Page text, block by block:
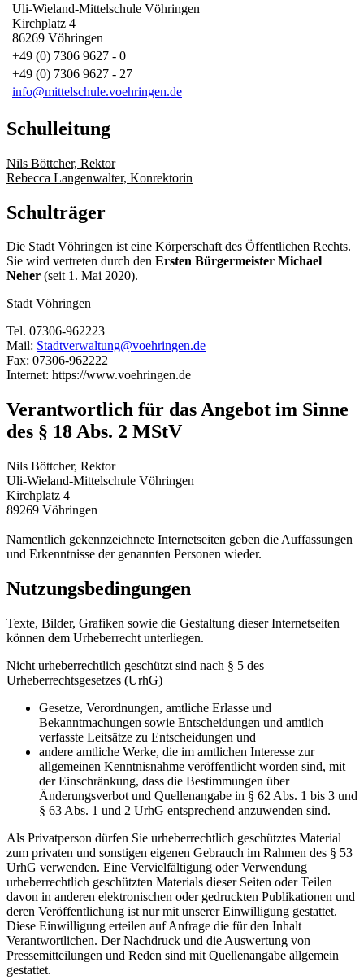
Uli-Wieland-Mittelschule Vöhringen
Kirchplatz 4
86269 Vöhringen
+49 (0) 7306 9627 - 0
+49 (0) 7306 9627 - 27
info@mittelschule.voehringen.de
Schulleitung
Nils Böttcher, Rektor
Rebecca Langenwalter, Konrektorin
Schulträger
Die Stadt Vöhringen ist eine Körperschaft des Öffentlichen Rechts.
Sie wird vertreten durch den Ersten Bürgermeister Michael
Neher (seit 1. Mai 2020).
Stadt Vöhringen
Tel. 07306-962223
Mail: Stadtverwaltung@voehringen.de
Fax: 07306-962222
Internet: https://www.voehringen.de
Verantwortlich für das Angebot im Sinne
des § 18 Abs. 2 MStV
Nils Böttcher, Rektor
Uli-Wieland-Mittelschule Vöhringen
Kirchplatz 4
89269 Vöhringen
Namentlich gekennzeichnete Internetseiten geben die Auffassungen
und Erkenntnisse der genannten Personen wieder.
Nutzungsbedingungen
Texte, Bilder, Grafiken sowie die Gestaltung dieser Internetseiten
können dem Urheberrecht unterliegen.
Nicht urheberrechtlich geschützt sind nach § 5 des
Urheberrechtsgesetzes (UrhG)
Gesetze, Verordnungen, amtliche Erlasse und
Bekanntmachungen sowie Entscheidungen und amtlich
verfasste Leitsätze zu Entscheidungen und
andere amtliche Werke, die im amtlichen Interesse zur
allgemeinen Kenntnisnahme veröffentlicht worden sind, mit
der Einschränkung, dass die Bestimmungen über
Änderungsverbot und Quellenangabe in § 62 Abs. 1 bis 3 und
§ 63 Abs. 1 und 2 UrhG entsprechend anzuwenden sind.
Als Privatperson dürfen Sie urheberrechtlich geschütztes Material
zum privaten und sonstigen eigenen Gebrauch im Rahmen des § 53
UrhG verwenden. Eine Vervielfältigung oder Verwendung
urheberrechtlich geschützten Materials dieser Seiten oder Teilen
davon in anderen elektronischen oder gedruckten Publikationen und
deren Veröffentlichung ist nur mit unserer Einwilligung gestattet.
Diese Einwilligung erteilen auf Anfrage die für den Inhalt
Verantwortlichen. Der Nachdruck und die Auswertung von
Pressemitteilungen und Reden sind mit Quellenangabe allgemein
gestattet.